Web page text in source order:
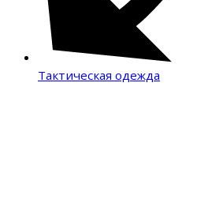
Тактическая одежда